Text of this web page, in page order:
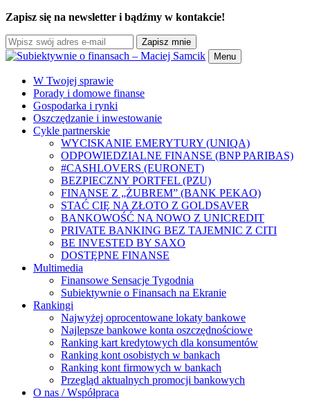
Zapisz się na newsletter i bądźmy w kontakcie!
Zapisz mnie
Menu
W Twojej sprawie
Porady i domowe finanse
Gospodarka i rynki
Oszczędzanie i inwestowanie
Cykle partnerskie
WYCISKANIE EMERYTURY (UNIQA)
ODPOWIEDZIALNE FINANSE (BNP PARIBAS)
#CASHLOVERS (EURONET)
BEZPIECZNY PORTFEL (PZU)
FINANSE Z „ŻUBREM” (BANK PEKAO)
STAĆ CIĘ NA ZŁOTO Z GOLDSAVER
BANKOWOŚĆ NA NOWO Z UNICREDIT
PRIVATE BANKING BEZ TAJEMNIC Z CITI
BE INVESTED BY SAXO
DOSTĘPNE FINANSE
Multimedia
Finansowe Sensacje Tygodnia
Subiektywnie o Finansach na Ekranie
Rankingi
Najwyżej oprocentowane lokaty bankowe
Najlepsze bankowe konta oszczędnościowe
Ranking kart kredytowych dla konsumentów
Ranking kont osobistych w bankach
Ranking kont firmowych w bankach
Przegląd aktualnych promocji bankowych
O nas / Współpraca